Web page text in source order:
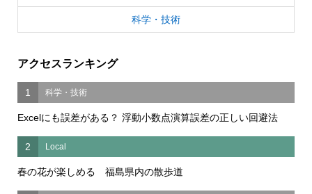
科学・技術
アクセスランキング
1 科学・技術
Excelにも誤差がある？ 浮動小数点演算誤差の正しい回避法
2 Local
春の花が楽しめる 福島県内の散歩道